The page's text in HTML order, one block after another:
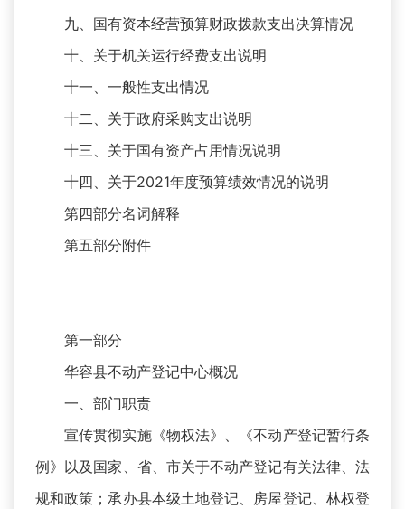
九、国有资本经营预算财政拨款支出决算情况
十、关于机关运行经费支出说明
十一、一般性支出情况
十二、关于政府采购支出说明
十三、关于国有资产占用情况说明
十四、关于2021年度预算绩效情况的说明
第四部分名词解释
第五部分附件
第一部分
华容县不动产登记中心概况
一、部门职责
宣传贯彻实施《物权法》、《不动产登记暂行条
例》以及国家、省、市关于不动产登记有关法律、法
规和政策；承办县本级土地登记、房屋登记、林权登